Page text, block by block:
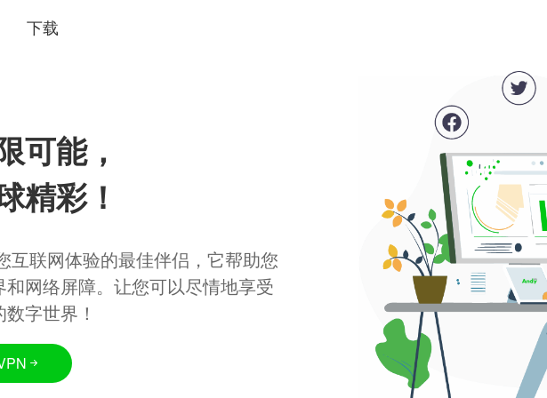
下载
可能，
精彩！
互联网体验的最佳伴侣，它帮助您
和网络屏障。让您可以尽情地享受
字世界！